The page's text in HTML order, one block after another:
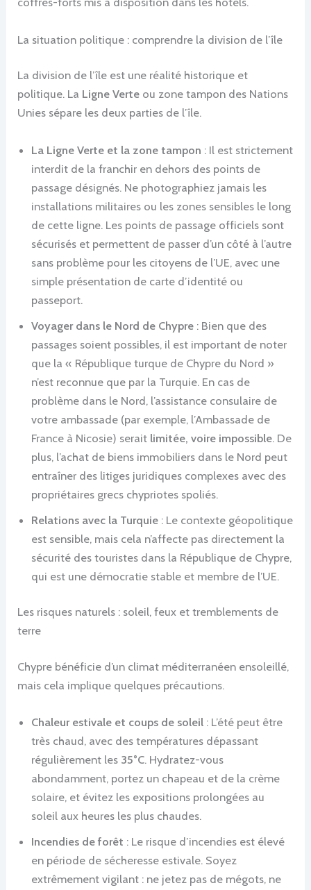
La situation politique : comprendre la division de l’île
La division de l’île est une réalité historique et
politique. La Ligne Verte ou zone tampon des Nations
Unies sépare les deux parties de l’île.
La Ligne Verte et la zone tampon : Il est strictement
interdit de la franchir en dehors des points de
passage désignés. Ne photographiez jamais les
installations militaires ou les zones sensibles le long
de cette ligne. Les points de passage officiels sont
sécurisés et permettent de passer d’un côté à l’autre
sans problème pour les citoyens de l’UE, avec une
simple présentation de carte d’identité ou
passeport.
Voyager dans le Nord de Chypre : Bien que des
passages soient possibles, il est important de noter
que la « République turque de Chypre du Nord »
n’est reconnue que par la Turquie. En cas de
problème dans le Nord, l’assistance consulaire de
votre ambassade (par exemple, l’Ambassade de
France à Nicosie) serait limitée, voire impossible. De
plus, l’achat de biens immobiliers dans le Nord peut
entraîner des litiges juridiques complexes avec des
propriétaires grecs chypriotes spoliés.
Relations avec la Turquie : Le contexte géopolitique
est sensible, mais cela n’affecte pas directement la
sécurité des touristes dans la République de Chypre,
qui est une démocratie stable et membre de l’UE.
Les risques naturels : soleil, feux et tremblements de
terre
Chypre bénéficie d’un climat méditerranéen ensoleillé,
mais cela implique quelques précautions.
Chaleur estivale et coups de soleil : L’été peut être
très chaud, avec des températures dépassant
régulièrement les 35°C. Hydratez-vous
abondamment, portez un chapeau et de la crème
solaire, et évitez les expositions prolongées au
soleil aux heures les plus chaudes.
Incendies de forêt : Le risque d’incendies est élevé
en période de sécheresse estivale. Soyez
extrêmement vigilant : ne jetez pas de mégots, ne